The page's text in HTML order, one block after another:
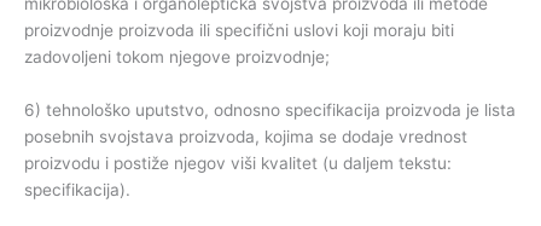
proizvodnje proizvoda ili specifični uslovi koji moraju biti
zadovoljeni tokom njegove proizvodnje;
6) tehnološko uputstvo, odnosno specifikacija proizvoda je lista
posebnih svojstava proizvoda, kojima se dodaje vrednost
proizvodu i postiže njegov viši kvalitet (u daljem tekstu:
specifikacija).